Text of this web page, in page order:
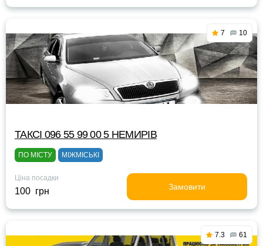
7 10
ТАКСІ 096 55 99 00 5 НЕМИРІВ
ПО МІСТУ МІЖМІСЬКІ
Ціна посадки
100 грн Замовити
7.3 61